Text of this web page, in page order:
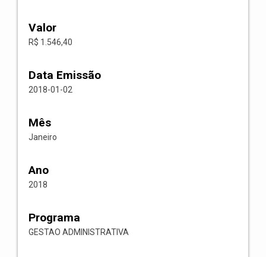
Valor
R$ 1.546,40
Data Emissão
2018-01-02
Mês
Janeiro
Ano
2018
Programa
GESTAO ADMINISTRATIVA